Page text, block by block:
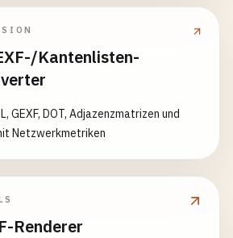
Kantenlisten-
GEXF, DOT, Adjazenzmatrizen und
Netzwerkmetriken
Renderer